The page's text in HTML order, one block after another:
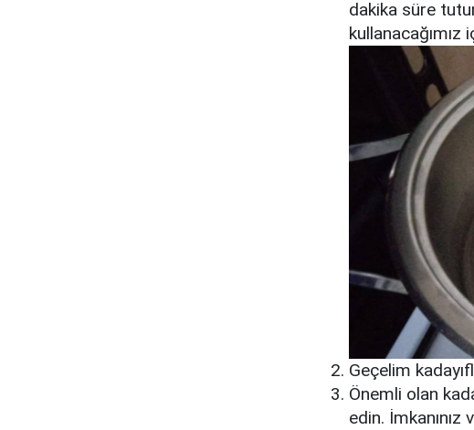
dakika süre
kullanacağımız
Geçelim
Önemli olan
edin. İmkanınız